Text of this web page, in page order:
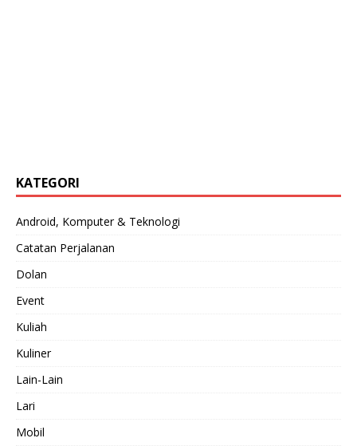
KATEGORI
Android, Komputer & Teknologi
Catatan Perjalanan
Dolan
Event
Kuliah
Kuliner
Lain-Lain
Lari
Mobil